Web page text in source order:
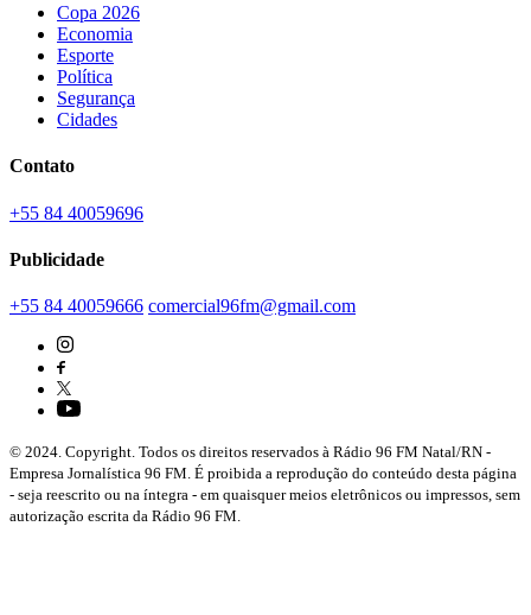
Copa 2026
Economia
Esporte
Política
Segurança
Cidades
Contato
+55 84 40059696
Publicidade
+55 84 40059666 comercial96fm@gmail.com
© 2024. Copyright. Todos os direitos reservados à Rádio 96 FM Natal/RN -
Empresa Jornalística 96 FM. É proibida a reprodução do conteúdo desta página
- seja reescrito ou na íntegra - em quaisquer meios eletrônicos ou impressos, sem
autorização escrita da Rádio 96 FM.